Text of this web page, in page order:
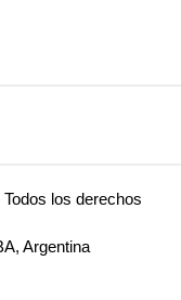
los derechos
Argentina